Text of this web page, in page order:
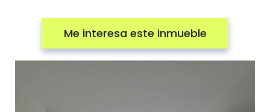
Me interesa este inmueble